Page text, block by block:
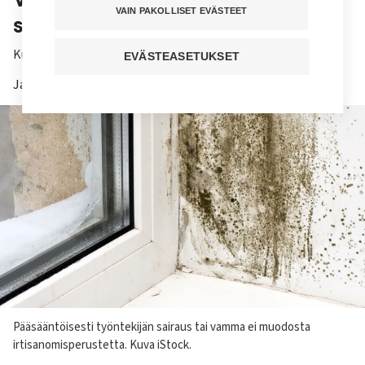
sisäilmalle oireilun vuoksi?
Kuuntele juttu
Jaa sivu
Kuvateksti
Pääsääntöisesti työntekijän sairaus tai vamma ei muodosta
irtisanomisperustetta. Kuva iStock.
VAIN PAKOLLISET EVÄSTEET
EVÄSTEASETUKSET